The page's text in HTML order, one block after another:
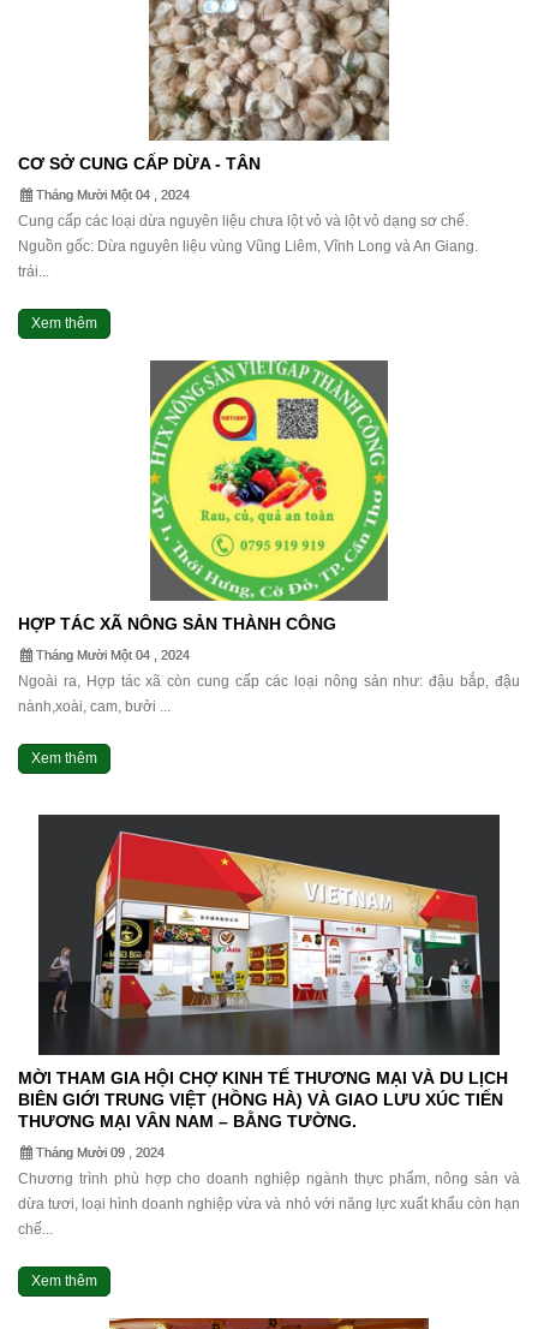
CƠ SỞ CUNG CẤP DỪA - TÂN
Tháng Mười Một 04 , 2024
Cung cấp các loại dừa nguyên liệu chưa lột vỏ và lột vỏ dạng sơ chế.
Nguồn gốc: Dừa nguyên liệu vùng Vũng Liêm, Vĩnh Long và An Giang.
trái...
Xem thêm
HỢP TÁC XÃ NÔNG SẢN THÀNH CÔNG
Tháng Mười Một 04 , 2024
Ngoài ra, Hợp tác xã còn cung cấp các loại nông sản như: đậu bắp, đậu
nành,xoài, cam, bưởi ...
Xem thêm
MỜI THAM GIA HỘI CHỢ KINH TẾ THƯƠNG MẠI VÀ DU LỊCH
BIÊN GIỚI TRUNG VIỆT (HỒNG HÀ) VÀ GIAO LƯU XÚC TIẾN
THƯƠNG MẠI VÂN NAM – BẰNG TƯỜNG.
Tháng Mười 09 , 2024
Chương trình phù hợp cho doanh nghiệp ngành thực phẩm, nông sản và
dừa tươi, loại hình doanh nghiệp vừa và nhỏ với năng lực xuất khẩu còn hạn
chế...
Xem thêm